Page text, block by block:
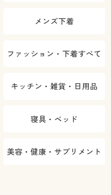
メンズ下着
ファッション・下着すべて
キッチン・雑貨・日用品
寝具・ベッド
美容・健康・サプリメント